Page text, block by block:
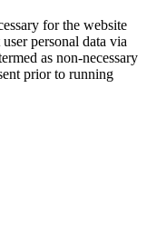
for the website
personal data via
as non-necessary
prior to running